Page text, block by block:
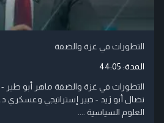
التطورات في غزة والضفة
المدة: 44:05
التطورات في غزة والضفة ماهر أبو
نضال أبو زيد - خبير إستراتيجي وعسكري
العلوم السياسية ....